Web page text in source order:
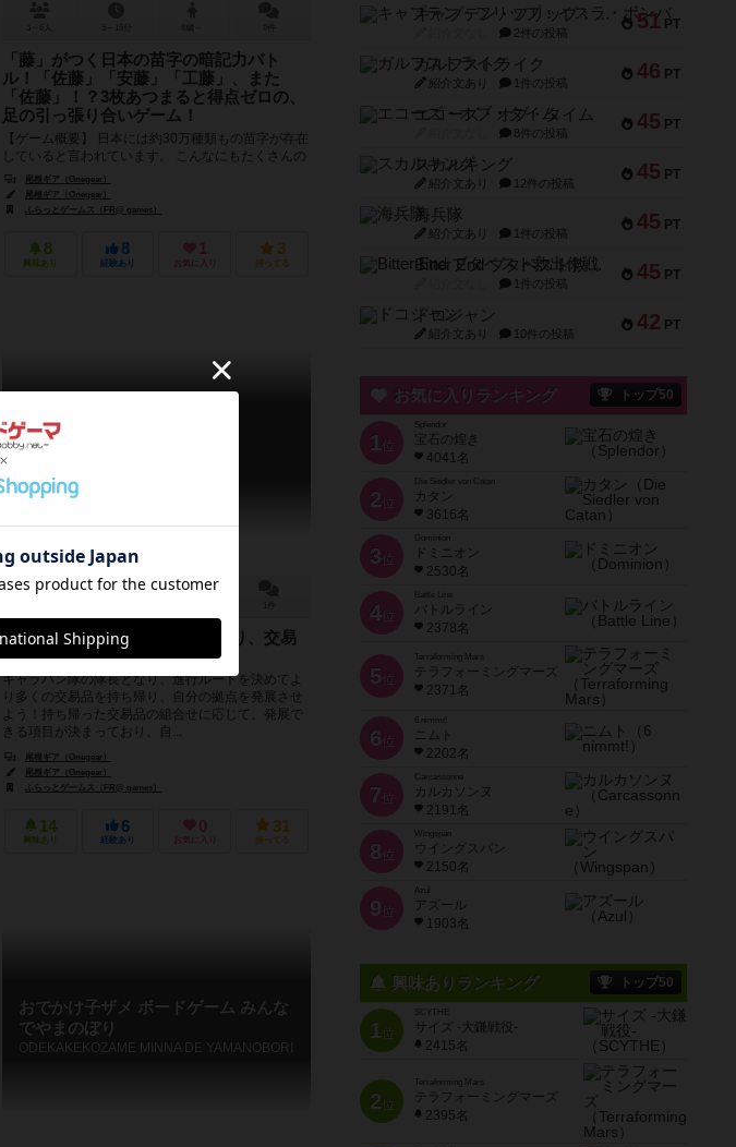
「藤」がつく日本の苗字の暗記力バト
ル！「佐藤」「安藤」「工藤」、また
「佐藤」！？3枚あつまると得点ゼロの、
足の引っ張り合いゲーム！
【ゲーム概要】 日本には約30万種類もの苗字が存在
していると言われています。 こんなにもたくさんの
種類があると、人の名前を覚えるのも大変！ このゲ
ームは、苗字の描かれた...
尾根ギア（Onegear）
尾根ギア（Onegear）
ふらっとゲームス（FR@ games）
8
興味あり
8
経験あり
1
お気に入り
3
持ってる
砂漠を旅するキャラバン隊となり、交易
品を自拠点に持ち帰れ！
キャラバン隊の隊長となり、進行ルートを決めてよ
り多くの交易品を持ち帰り、自分の拠点を発展させ
よう！ ​持ち帰った交易品の組合せに応じて、発展で
きる項目が決まっており、自...
尾根ギア（Onegear）
尾根ギア（Onegear）
ふらっとゲームス（FR@ games）
14
興味あり
6
経験あり
0
お気に入り
31
持ってる
おでかけ子ザメ ボードゲーム みんな
でやまのぼり
ODEKAKEKOZAME MINNA DE YAMANOBORI
51 PT
キャプテン・フリップ：イスラ・ボンバ
2件の投稿
46 PT
ガルフストライク
紹介文あり 1件の投稿
45 PT
エコーズ・オブ・タイム
8件の投稿
45 PT
スカルキング
紹介文あり 12件の投稿
45 PT
海兵隊
紹介文あり 1件の投稿
45 PT
Bitter End ブタペスト救出作戦
1件の投稿
42 PT
ドコジャン
紹介文あり 10件の投稿
お気に入りランキング トップ50
1 位
宝石の煌き
4041名
2 位
Die Siedler von Catan
カタン
3616名
3 位
ドミニオン
2530名
4位
Battle Line
バトルライン
2378名
5 位
Terraforming Mars
テラフォーミングマーズ
2371名
6 位
ニムト
2202名
7 位
Carcassonne
カルカソンヌ
2191名
8 位
Wingspan
ウイングスパン
2150名
9 位
Azul
アズール
1903名
興味ありランキング トップ50
1位
SCYTHE
サイズ -大鎌戦役-
2415名
2位
Terraforming Mars
テラフォーミングマーズ
2395名